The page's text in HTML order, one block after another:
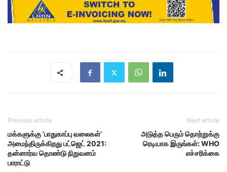
Previous article
மக்களுக்கு ‘பாதுகாப்பு வலைகள்’
அமைந்திருக்கிறது பட்ஜெட் 2021:
தன்னார்வ தொண்டு நிறுவனம்
பாராட்டு
Next article
அடுத்த பெரும் தொற்றுக்கு
ரெடியாக இருங்கள்: WHO
எச்சரிக்கை